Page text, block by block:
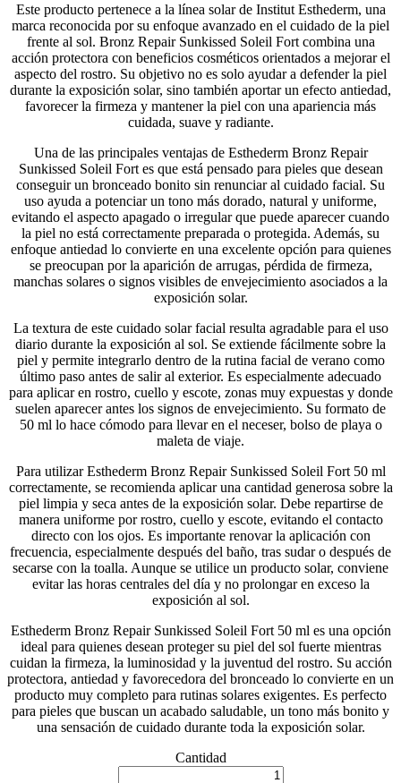
Este producto pertenece a la línea solar de Institut Esthederm, una
marca reconocida por su enfoque avanzado en el cuidado de la piel
frente al sol. Bronz Repair Sunkissed Soleil Fort combina una
acción protectora con beneficios cosméticos orientados a mejorar el
aspecto del rostro. Su objetivo no es solo ayudar a defender la piel
durante la exposición solar, sino también aportar un efecto antiedad,
favorecer la firmeza y mantener la piel con una apariencia más
cuidada, suave y radiante.
Una de las principales ventajas de Esthederm Bronz Repair
Sunkissed Soleil Fort es que está pensado para pieles que desean
conseguir un bronceado bonito sin renunciar al cuidado facial. Su
uso ayuda a potenciar un tono más dorado, natural y uniforme,
evitando el aspecto apagado o irregular que puede aparecer cuando
la piel no está correctamente preparada o protegida. Además, su
enfoque antiedad lo convierte en una excelente opción para quienes
se preocupan por la aparición de arrugas, pérdida de firmeza,
manchas solares o signos visibles de envejecimiento asociados a la
exposición solar.
La textura de este cuidado solar facial resulta agradable para el uso
diario durante la exposición al sol. Se extiende fácilmente sobre la
piel y permite integrarlo dentro de la rutina facial de verano como
último paso antes de salir al exterior. Es especialmente adecuado
para aplicar en rostro, cuello y escote, zonas muy expuestas y donde
suelen aparecer antes los signos de envejecimiento. Su formato de
50 ml lo hace cómodo para llevar en el neceser, bolso de playa o
maleta de viaje.
Para utilizar Esthederm Bronz Repair Sunkissed Soleil Fort 50 ml
correctamente, se recomienda aplicar una cantidad generosa sobre la
piel limpia y seca antes de la exposición solar. Debe repartirse de
manera uniforme por rostro, cuello y escote, evitando el contacto
directo con los ojos. Es importante renovar la aplicación con
frecuencia, especialmente después del baño, tras sudar o después de
secarse con la toalla. Aunque se utilice un producto solar, conviene
evitar las horas centrales del día y no prolongar en exceso la
exposición al sol.
Esthederm Bronz Repair Sunkissed Soleil Fort 50 ml es una opción
ideal para quienes desean proteger su piel del sol fuerte mientras
cuidan la firmeza, la luminosidad y la juventud del rostro. Su acción
protectora, antiedad y favorecedora del bronceado lo convierte en un
producto muy completo para rutinas solares exigentes. Es perfecto
para pieles que buscan un acabado saludable, un tono más bonito y
una sensación de cuidado durante toda la exposición solar.
Cantidad